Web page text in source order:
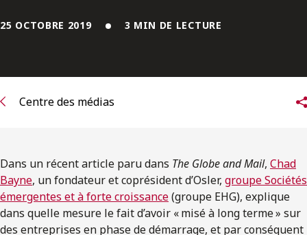
S’abonner aux articles Osler
25 OCTOBRE 2019 3 MIN DE LECTURE
Centre des médias
Dans un récent article paru dans The Globe and Mail, Chad
Bayne, un fondateur et coprésident d’Osler, groupe Sociétés
émergentes et à forte croissance(groupe EHG), explique
dans quelle mesure le fait d’avoir « misé à long terme » sur
des entreprises en phase de démarrage, et par conséquent